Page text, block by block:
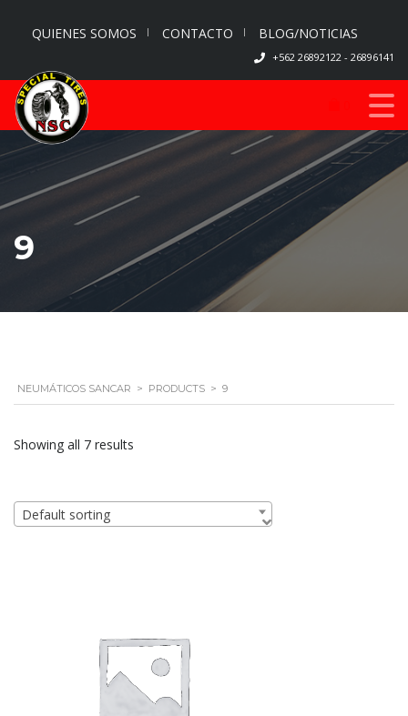
QUIENES SOMOS CONTACTO BLOG/NOTICIAS
+562 26892122 - 26896141
9
NEUMÁTICOS SANCAR > PRODUCTS > 9
Showing all 7 results
Default sorting